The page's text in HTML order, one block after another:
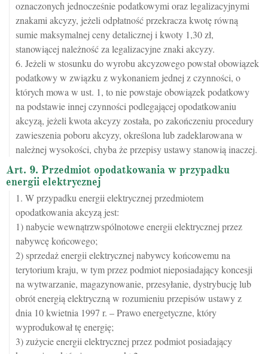
oznaczonych jednocześnie podatkowymi oraz legalizacyjnymi
znakami akcyzy, jeżeli odpłatność przekracza kwotę równą
sumie maksymalnej ceny detalicznej i kwoty 1,30 zł,
stanowiącej należność za legalizacyjne znaki akcyzy.
6. Jeżeli w stosunku do wyrobu akcyzowego powstał obowiązek
podatkowy w związku z wykonaniem jednej z czynności, o
których mowa w ust. 1, to nie powstaje obowiązek podatkowy
na podstawie innej czynności podlegającej opodatkowaniu
akcyzą, jeżeli kwota akcyzy została, po zakończeniu procedury
zawieszenia poboru akcyzy, określona lub zadeklarowana w
należnej wysokości, chyba że przepisy ustawy stanowią inaczej.
Art. 9. Przedmiot opodatkowania w przypadku
energii elektrycznej
1. W przypadku energii elektrycznej przedmiotem
opodatkowania akcyzą jest:
1) nabycie wewnątrzwspólnotowe energii elektrycznej przez
nabywcę końcowego;
2) sprzedaż energii elektrycznej nabywcy końcowemu na
terytorium kraju, w tym przez podmiot nieposiadający koncesji
na wytwarzanie, magazynowanie, przesyłanie, dystrybucję lub
obrót energią elektryczną w rozumieniu przepisów ustawy z
dnia 10 kwietnia 1997 r. – Prawo energetyczne, który
wyprodukował tę energię;
3) zużycie energii elektrycznej przez podmiot posiadający